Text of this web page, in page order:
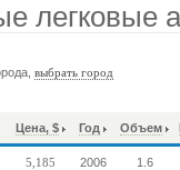
легковые
выбрать город
Цена, $ Год Объем
5,185 2006 1.6